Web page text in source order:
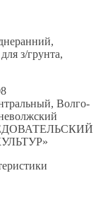
з/грунта,
Волго-